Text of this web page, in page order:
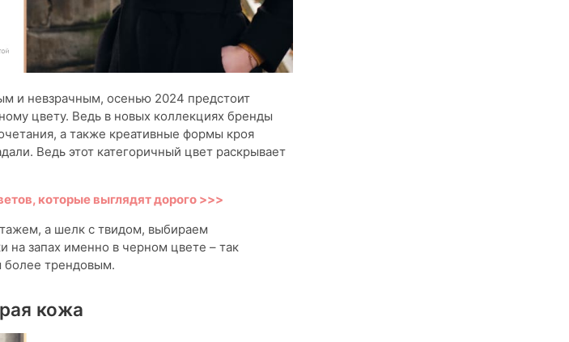
и невзрачным, осенью 2024 предстоит
цвету. Ведь в новых коллекциях бренды
а также креативные формы кроя
Ведь этот категоричный цвет раскрывает
которые выглядят дорого >>>
а шелк с твидом, выбираем
запах именно в черном цвете – так
более трендовым.
кожа